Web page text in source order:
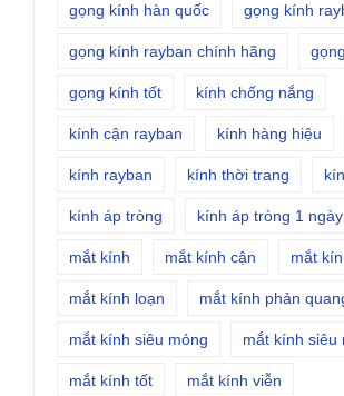
gọng kính hàn quốc gọng kính
gọng kính rayban chính hãng
gọng kính tốt kính chống nắng
kính cận rayban kính hàng hiệu
kính rayban kính thời trang
kính áp tròng kính áp tròng 1 ngày
mắt kính mắt kính cận mắt
mắt kính loạn mắt kính phản
mắt kính siêu mỏng mắt kính siêu
mắt kính tốt mắt kính viễn